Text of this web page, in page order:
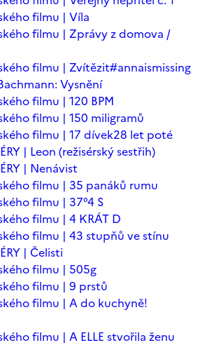
filmu | Víla
filmu | Zprávy z domova /
filmu | Zvítězit#annaismissing
Vysnění
filmu | 120 BPM
filmu | 150 miligramů
filmu | 17 dívek28 let poté
| Leon (režisérský sestřih)
| Nenávist
filmu | 35 panáků rumu
filmu | 37°4 S
filmu | 4 KRÁT D
filmu | 43 stupňů ve stínu
| Čelisti
filmu | 505g
filmu | 9 prstů
filmu | A do kuchyně!
filmu | A ELLE stvořila ženu